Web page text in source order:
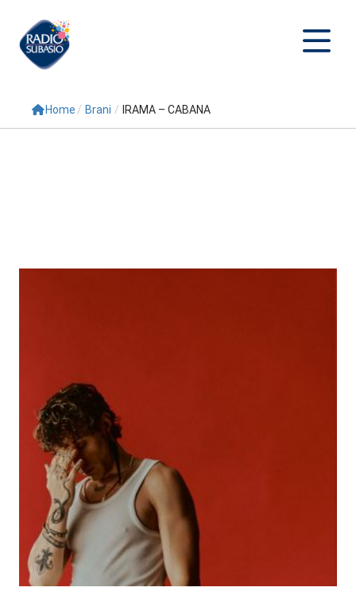
Cerca
Programmi
3xTe
Interviste
Playlist
Novità
Subasio Playlist
Web Radio
Radio Subasio
Home / Brani / IRAMA – CABANA